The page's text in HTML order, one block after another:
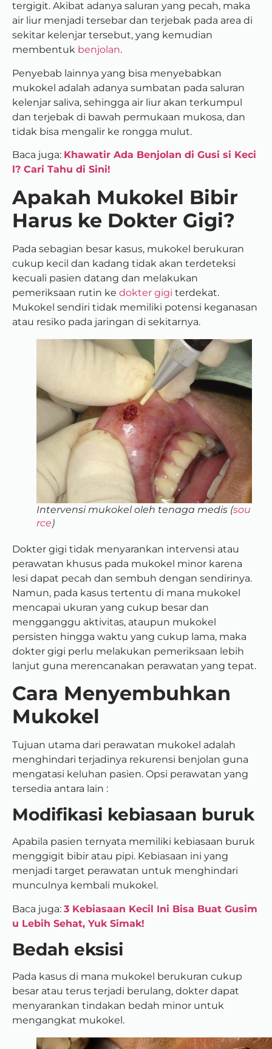
tergigit. Akibat adanya saluran yang pecah, maka
air liur menjadi tersebar dan terjebak pada area di
sekitar kelenjar tersebut, yang kemudian
membentuk benjolan.
Penyebab lainnya yang bisa menyebabkan
mukokel adalah adanya sumbatan pada saluran
kelenjar saliva, sehingga air liur akan terkumpul
dan terjebak di bawah permukaan mukosa, dan
tidak bisa mengalir ke rongga mulut.
Baca juga: Khawatir Ada Benjolan di Gusi si Keci
l? Cari Tahu di Sini!
Apakah Mukokel Bibir
Harus ke Dokter Gigi?
Pada sebagian besar kasus, mukokel berukuran
cukup kecil dan kadang tidak akan terdeteksi
kecuali pasien datang dan melakukan
pemeriksaan rutin ke dokter gigi terdekat.
Mukokel sendiri tidak memiliki potensi keganasan
atau resiko pada jaringan di sekitarnya.
Intervensi mukokel oleh tenaga medis (sou
rce)
Dokter gigi tidak menyarankan intervensi atau
perawatan khusus pada mukokel minor karena
lesi dapat pecah dan sembuh dengan sendirinya.
Namun, pada kasus tertentu di mana mukokel
mencapai ukuran yang cukup besar dan
mengganggu aktivitas, ataupun mukokel
persisten hingga waktu yang cukup lama, maka
dokter gigi perlu melakukan pemeriksaan lebih
lanjut guna merencanakan perawatan yang tepat.
Cara Menyembuhkan
Mukokel
Tujuan utama dari perawatan mukokel adalah
menghindari terjadinya rekurensi benjolan guna
mengatasi keluhan pasien. Opsi perawatan yang
tersedia antara lain :
Modifikasi kebiasaan buruk
Apabila pasien ternyata memiliki kebiasaan buruk
menggigit bibir atau pipi. Kebiasaan ini yang
menjadi target perawatan untuk menghindari
munculnya kembali mukokel.
Baca juga: 3 Kebiasaan Kecil Ini Bisa Buat Gusim
u Lebih Sehat, Yuk Simak!
Bedah eksisi
Pada kasus di mana mukokel berukuran cukup
besar atau terus terjadi berulang, dokter dapat
menyarankan tindakan bedah minor untuk
mengangkat mukokel.